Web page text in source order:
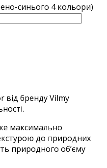
синього 4 кольори)
від бренду Vilmy
максимально
до природних
природного об’єму